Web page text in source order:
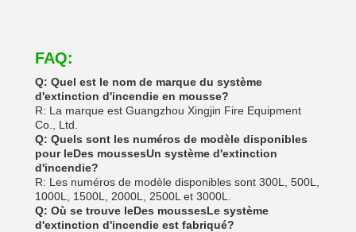
FAQ:
Q: Quel est le nom de marque du système
d'extinction d'incendie en mousse?
R: La marque est Guangzhou Xingjin Fire Equipment
Co., Ltd.
Q: Quels sont les numéros de modèle disponibles
pour leDes moussesUn système d'extinction
d'incendie?
R: Les numéros de modèle disponibles sont 300L, 500L,
1000L, 1500L, 2000L, 2500L et 3000L.
Q: Où se trouve leDes moussesLe système
d'extinction d'incendie est fabriqué?